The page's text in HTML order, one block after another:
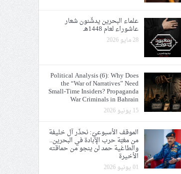
علماء البحرين يدشّنون شعار
عاشوراء لعام 1448هـ
28 مايو 2026
Political Analysis (6): Why Does
the “War of Narratives” Need
Small-Time Insiders? Propaganda
War Criminals in Bahrain
15 يونيو 2026
الموقف الأسبوعيّ: نحذّر آل خليفة
من مغبّة حرب الإبادة في البحرين..
والطاغية حمد لن ينجو من حماقته
الأخيرة
01 يونيو 2026